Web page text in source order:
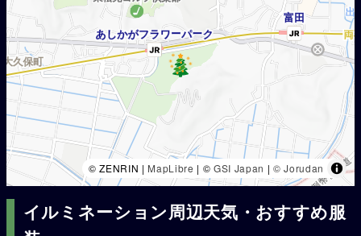
© ZENRIN | MapLibre | © GSI Japan | © Jorudan
イルミネーション周辺天気・おすすめ服